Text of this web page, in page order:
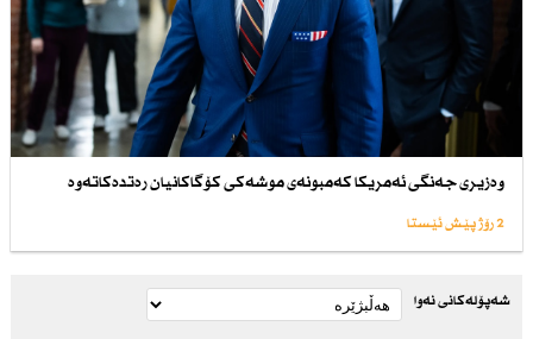
وەزیری جەنگی ئەمریكا كەمبونەی موشەكی كۆگاكانیان رەتدەكاتەوە
2 رۆژ پێش ئێستا
شەپۆلەکانی نەوا